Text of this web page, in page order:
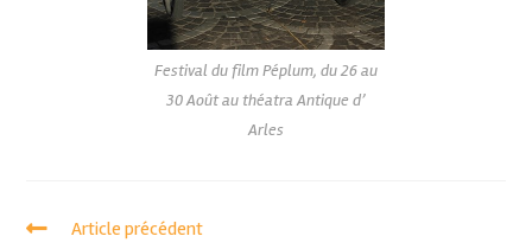
Festival du film Péplum, du 26 au
30 Août au théatra Antique d’
Arles
Article précédent